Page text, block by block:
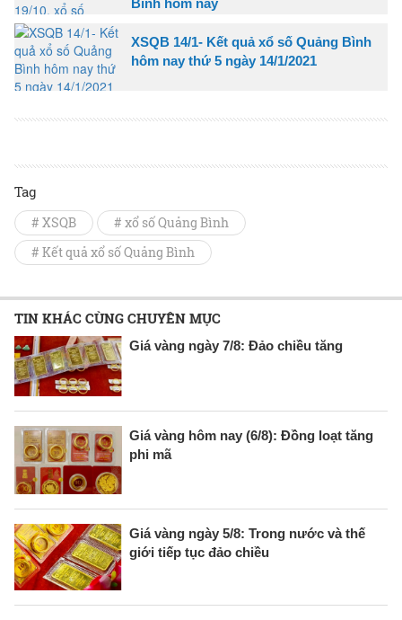
Bình hôm nay
XSQB 14/1- Kết quả xổ số Quảng Bình
hôm nay thứ 5 ngày 14/1/2021
Tag
# XSQB
# xổ số Quảng Bình
# Kết quả xổ số Quảng Bình
TIN KHÁC CÙNG CHUYÊN MỤC
Giá vàng ngày 7/8: Đảo chiều tăng
Giá vàng hôm nay (6/8): Đồng loạt tăng
phi mã
Giá vàng ngày 5/8: Trong nước và thế
giới tiếp tục đảo chiều